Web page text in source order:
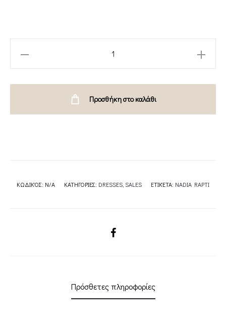
Προσθήκη στο καλάθι
ΚΩΔΙΚΌΣ: N/A ΚΑΤΗΓΟΡΊΕΣ: DRESSES SALES ΕΤΙΚΈΤΑ: NADIA RAPTI
SHARE
Πρόσθετες πληροφορίες